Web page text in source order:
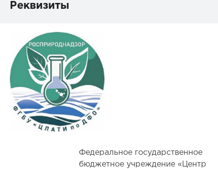
Реквизиты
Федеральное государственное
бюджетное учреждение «Центр